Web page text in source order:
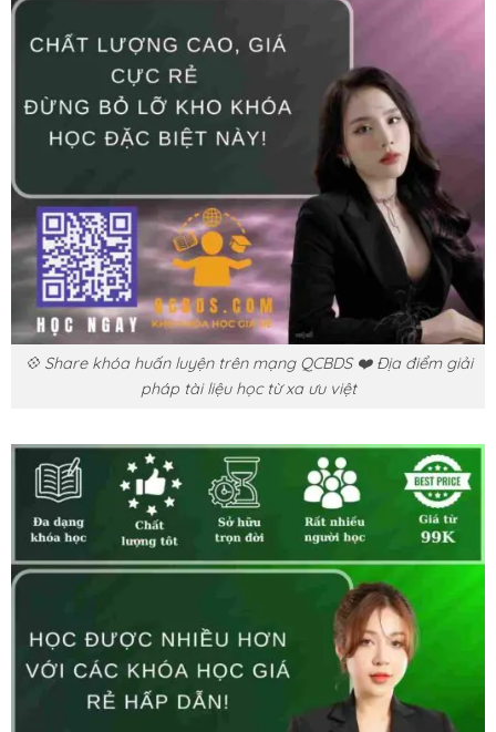
💠 Share khóa huấn luyện trên mạng QCBDS ❤️ Địa điểm giải
pháp tài liệu học từ xa ưu việt